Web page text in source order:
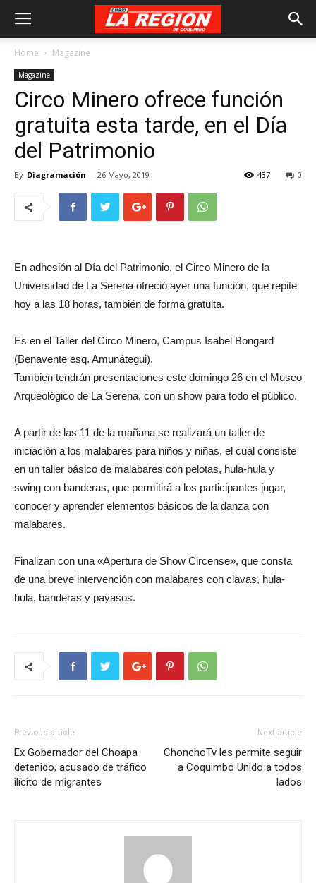
Home Magazine
Magazine
Circo Minero ofrece función
gratuita esta tarde, en el Día
del Patrimonio
By Diagramación - 26 Mayo, 2019 0
437
En adhesión al Día del Patrimonio, el Circo Minero de la
Universidad de La Serena ofreció ayer una función, que repite
hoy a las 18 horas, también de forma gratuita.
Es en el Taller del Circo Minero, Campus Isabel Bongard
(Benavente esq. Amunátegui).
Tambien tendrán presentaciones este domingo 26 en el Museo
Arqueológico de La Serena, con un show para todo el público.
A partir de las 11 de la mañana se realizará un taller de
iniciación a los malabares para niños y niñas, el cual consiste
en un taller básico de malabares con pelotas, hula-hula y
swing con banderas, que permitirá a los participantes jugar,
conocer y aprender elementos básicos de la danza con
malabares.
Finalizan con una «Apertura de Show Circense», que consta
de una breve intervención con malabares con clavas, hula-
hula, banderas y payasos.
Previous article
Ex Gobernador del Choapa
detenido, acusado de tráfico
ilícito de migrantes
Next article
ChonchoTv les permite seguir
a Coquimbo Unido a todos
lados